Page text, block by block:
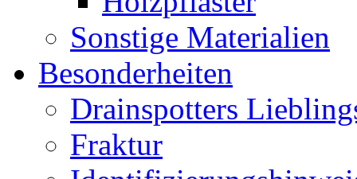
Sonstige Materialien
Besonderheiten
Drainspotters
Fraktur